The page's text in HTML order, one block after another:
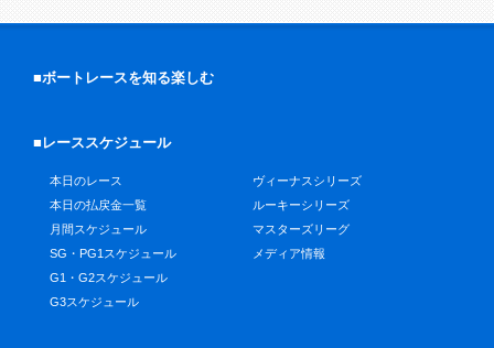
■ボートレースを知る楽しむ
■レーススケジュール
本日のレース
本日の払戻金一覧
月間スケジュール
SG・PG1スケジュール
G1・G2スケジュール
G3スケジュール
ヴィーナスシリーズ
ルーキーシリーズ
マスターズリーグ
メディア情報